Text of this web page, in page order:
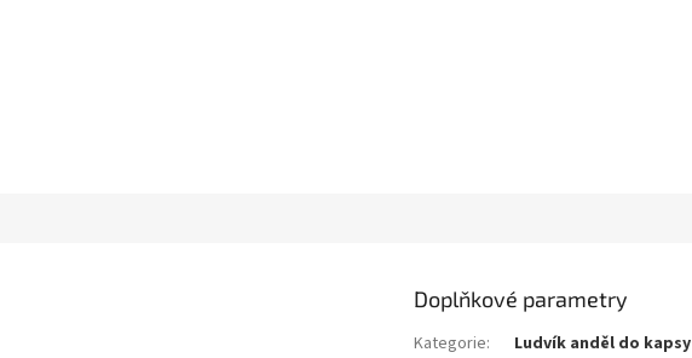
Doplňkové parametry
Kategorie:
Ludvík anděl do kapsy